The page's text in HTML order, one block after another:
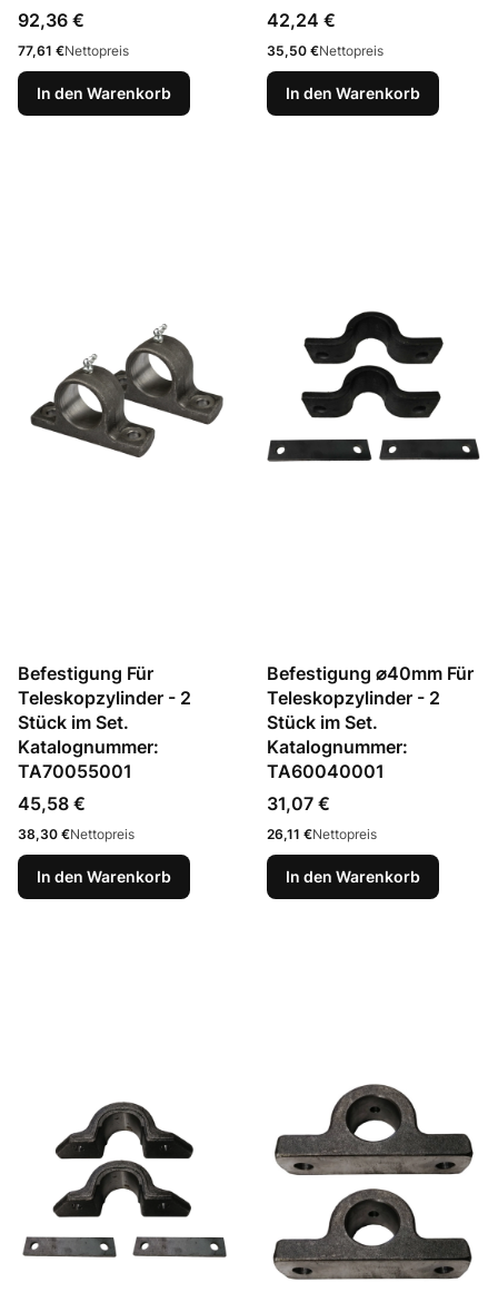
Preis
92,36 €
Preis
77,61 €Nettopreis
In den Warenkorb
Preis
42,24 €
Preis
35,50 €Nettopreis
In den Warenkorb
Befestigung Für
Teleskopzylinder - 2
Stück im Set.
Katalognummer:
TA70055001
Preis
45,58 €
Preis
38,30 €Nettopreis
In den Warenkorb
Befestigung ⌀40mm Für
Teleskopzylinder - 2
Stück im Set.
Katalognummer:
TA60040001
Preis
31,07 €
Preis
26,11 €Nettopreis
In den Warenkorb